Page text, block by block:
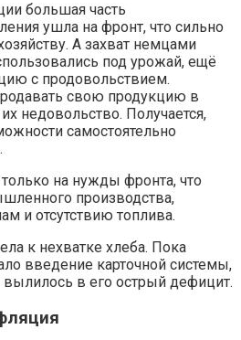
большая часть
ушла на фронт, что сильно
А захват немцами
под урожай, ещё
с продовольствием.
свою продукцию в
недовольство. Получается,
самостоятельно
на нужды фронта, что
производства,
и отсутствию топлива.
к нехватке хлеба. Пока
введение карточной системы,
вылилось в его острый дефицит.